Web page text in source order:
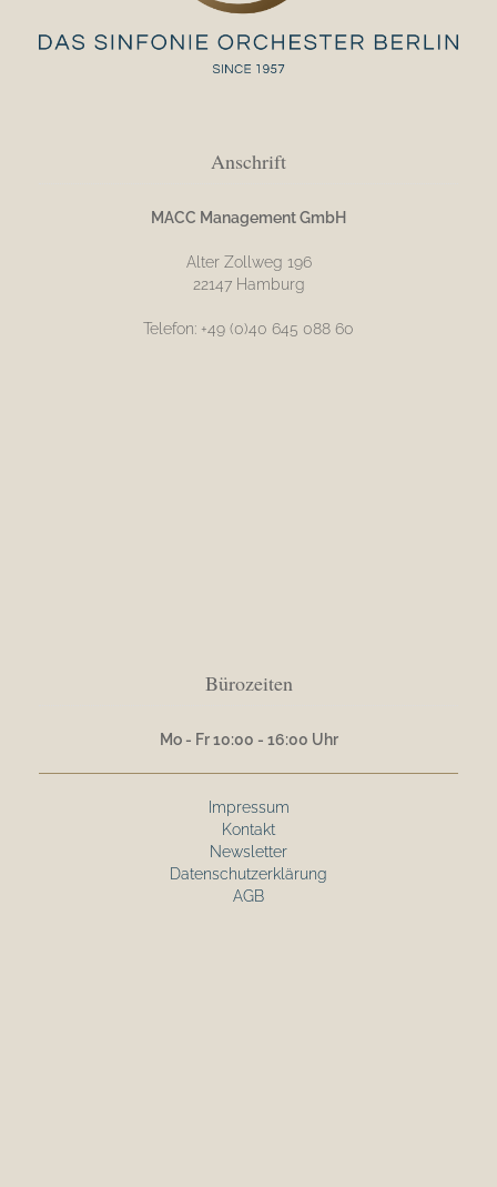
Anschrift
MACC Management GmbH
Alter Zollweg 196
22147 Hamburg
Telefon: +49 (0)40 645 088 60
Bürozeiten
Mo - Fr 10:00 - 16:00 Uhr
Impressum
Kontakt
Newsletter
Datenschutzerklärung
AGB